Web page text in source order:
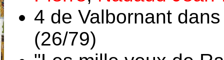
4 de Valbornant
(26/79)